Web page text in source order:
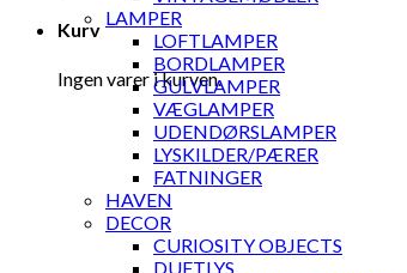
Kurv
Ingen varer i kurven.
LAMPER
LOFTLAMPER
BORDLAMPER
GULVLAMPER
VÆGLAMPER
UDENDØRSLAMPER
LYSKILDER/PÆRER
FATNINGER
HAVEN
DECOR
CURIOSITY OBJECTS
DUFTLYS